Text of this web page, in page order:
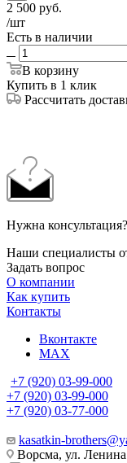
2 500 руб.
/шт
Есть в наличии
В корзину
Купить в 1 клик
Рассчитать
Нужна консультация?
Наши специалисты
Задать вопрос
О компании
Как купить
Контакты
Вконтакте
MAX
+7 (920) 03-99-000
+7 (920) 03-99-000
+7 (920) 03-77-000
kasatkin-
Ворсма, ул.